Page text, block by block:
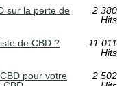
sur la perte de
2 380
Hits
de CBD ?
11 011
Hits
pour votre
2 502